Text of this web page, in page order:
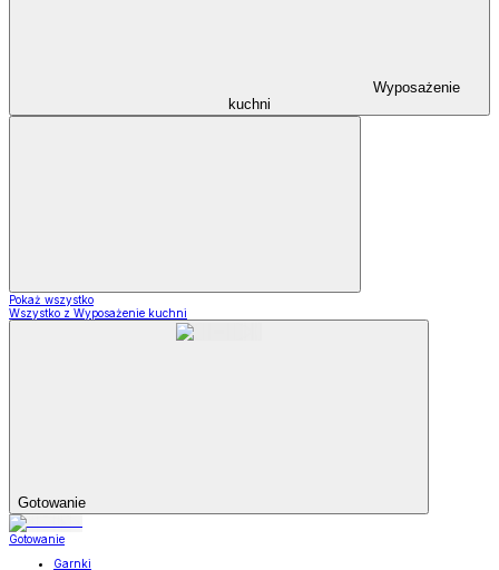
Wyposażenie
kuchni
Pokaż wszystko
Wszystko z Wyposażenie kuchni
Gotowanie
Gotowanie
Garnki